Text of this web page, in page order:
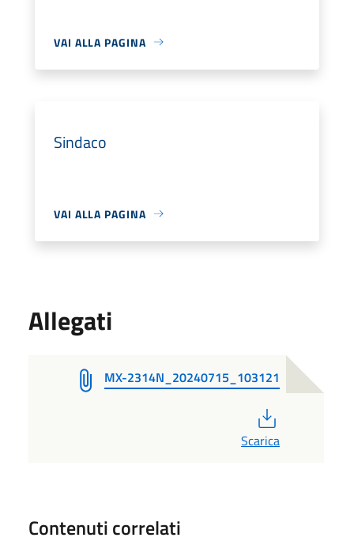
VAI ALLA PAGINA
Sindaco
VAI ALLA PAGINA
Allegati
MX-2314N_20240715_103121
Scarica
Contenuti correlati